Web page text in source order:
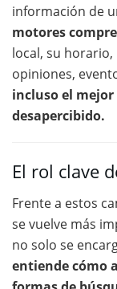
información de
motores
local, su
opiniones,
incluso el
desapercibido.
El rol clave
Frente a estos
se vuelve más
no solo se
entiende cómo